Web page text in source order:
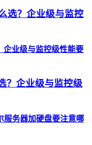
选？企业级与监控
？企业级与监控级